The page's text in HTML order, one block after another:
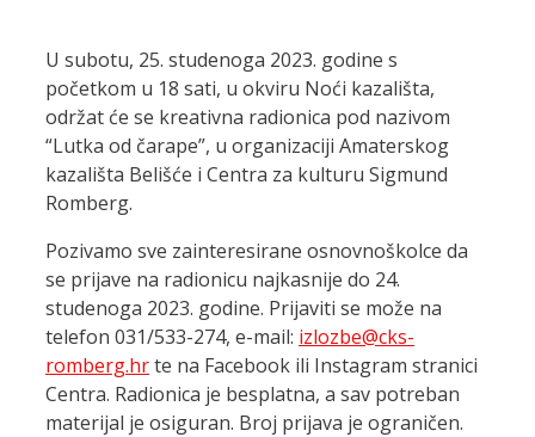
U subotu, 25. studenoga 2023. godine s
početkom u 18 sati, u okviru Noći kazališta,
održat će se kreativna radionica pod nazivom
“Lutka od čarape”, u organizaciji Amaterskog
kazališta Belišće i Centra za kulturu Sigmund
Romberg.
Pozivamo sve zainteresirane osnovnoškolce da
se prijave na radionicu najkasnije do 24.
studenoga 2023. godine. Prijaviti se može na
telefon 031/533-274, e-mail: izlozbe@cks-
romberg.hrte na Facebook ili Instagram stranici
Centra. Radionica je besplatna, a sav potreban
materijal je osiguran. Broj prijava je ograničen.